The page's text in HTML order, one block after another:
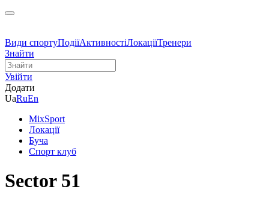
Види спортуПодіїАктивностіЛокаціїТренери
Знайти
Увійти
Додати
UaRuEn
MixSport
Локації
Буча
Спорт клуб
Sector 51